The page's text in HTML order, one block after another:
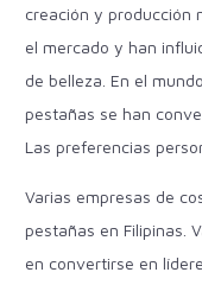
creación y producción
el mercado y han
de belleza. En el
pestañas se han
Las preferencias
Varias empresas de
pestañas en Filipinas.
en convertirse en